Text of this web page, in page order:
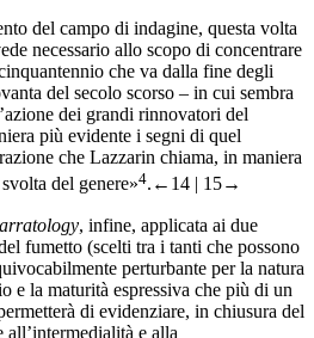
del campo di indagine, questa volta
necessario allo scopo di concentrare
che va dalla fine degli
del secolo scorso – in cui sembra
dei grandi rinnovatori del
più evidente i segni di quel
che Lazzarin chiama, in maniera
del genere»4. ←14 | 15→
, infine, applicata ai due
fumetto (scelti tra i tanti che possono
perturbante per la natura
e la maturità espressiva che più di un
di evidenziare, in chiusura del
e alla